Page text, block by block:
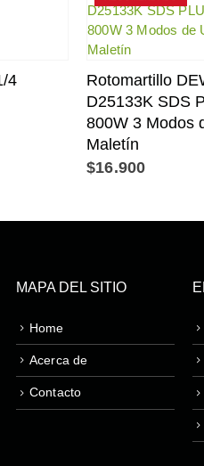
4
Rotomartillo
D25133K SDS
800W 3 Modos
Maletín
$16.900
MAPA DEL SITIO
Home
Acerca de
Contacto